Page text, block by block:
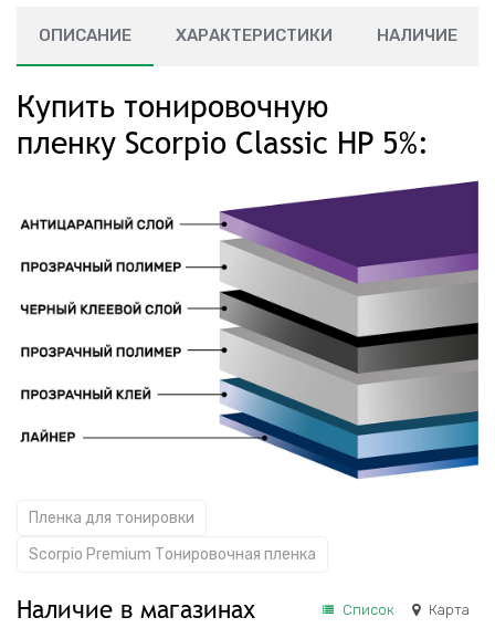
ОПИСАНИЕ ХАРАКТЕРИСТИКИ НАЛИЧИЕ
Купить тонировочную
пленку Scorpio Classic HP 5%:
Пленка для тонировки
Scorpio Premium Тонировочная пленка
Наличие в магазинах Список Карта